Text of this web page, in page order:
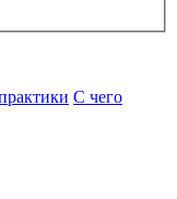
С чего